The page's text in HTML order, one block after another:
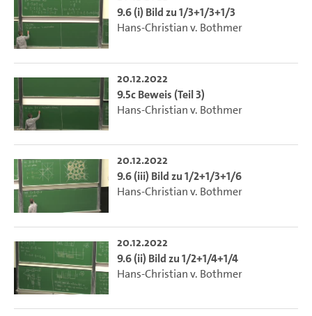
9.6 (i) Bild zu 1/3+1/3+1/3
Hans-Christian v. Bothmer
20.12.2022
9.5c Beweis (Teil 3)
Hans-Christian v. Bothmer
20.12.2022
9.6 (iii) Bild zu 1/2+1/3+1/6
Hans-Christian v. Bothmer
20.12.2022
9.6 (ii) Bild zu 1/2+1/4+1/4
Hans-Christian v. Bothmer